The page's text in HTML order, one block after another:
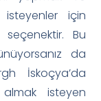
isteyenler için
Bu
da
İskoçya’da
isteyen